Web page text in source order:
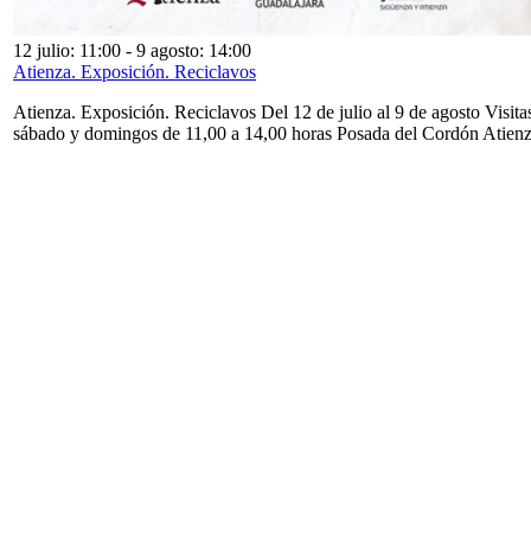
12 julio: 11:00 - 9 agosto: 14:00
Atienza. Exposición. Reciclavos
Atienza. Exposición. Reciclavos Del 12 de julio al 9 de agosto
sábado y domingos de 11,00 a 14,00 horas Posada del Cordón